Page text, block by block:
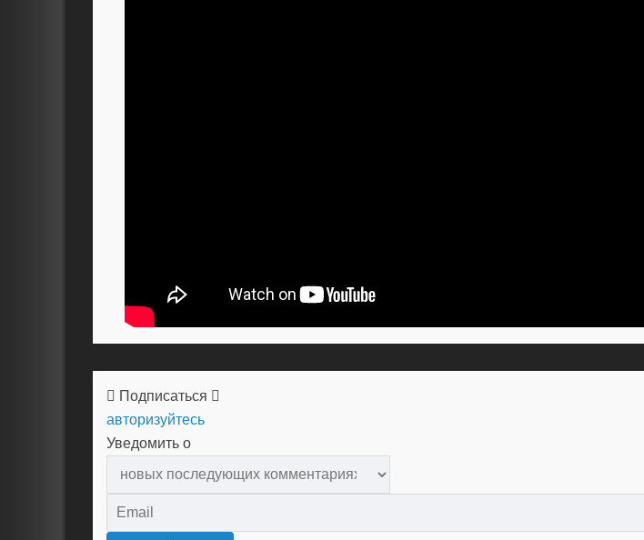
Подписаться
авторизуйтесь
Уведомить о